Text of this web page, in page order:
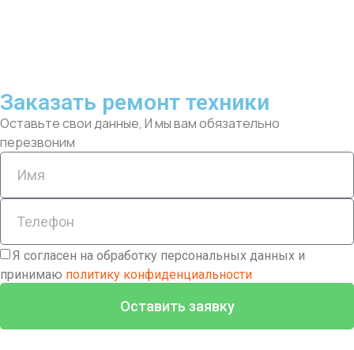
Заказать ремонт техники
Оставьте свои данные, И мы вам обязательно
перезвоним
Я согласен на обработку персональных данных и
принимаю политику конфиденциальности
Оставить заявку